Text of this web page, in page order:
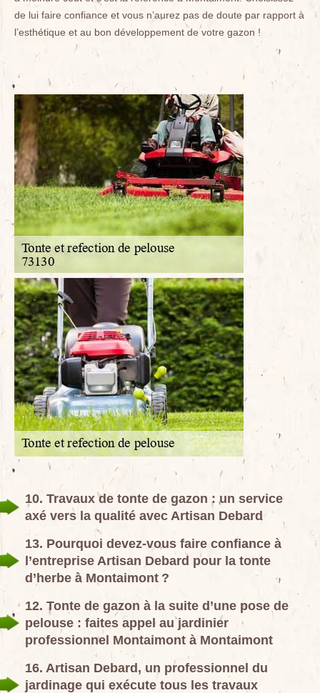
de lui faire confiance et vous n’aurez pas de doute par rapport à
l’esthétique et au bon développement de votre gazon !
10. Travaux de tonte de gazon : un service
axé vers la qualité avec Artisan Debard
13. Pourquoi devez-vous faire confiance à
l’entreprise Artisan Debard pour la tonte
d’herbe à Montaimont ?
12. Tonte de gazon à la suite d’une pose de
pelouse : faites appel au jardinier
professionnel Montaimont à Montaimont
16. Artisan Debard, un professionnel du
jardinage qui exécute tous les travaux